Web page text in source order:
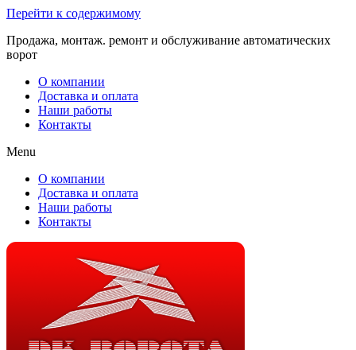
Перейти к содержимому
Продажа, монтаж. ремонт и обслуживание автоматических
ворот
О компании
Доставка и оплата
Наши работы
Контакты
Menu
О компании
Доставка и оплата
Наши работы
Контакты